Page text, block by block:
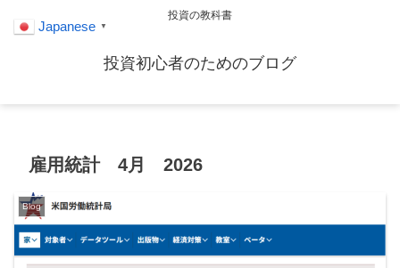
投資の教科書
投資初心者のためのブログ
雇用統計 4月 2026
Blog
Japanese ▼